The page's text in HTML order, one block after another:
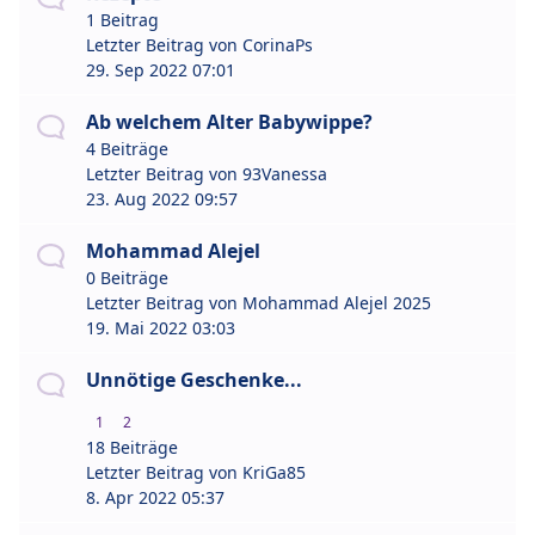
1 Beitrag
Letzter Beitrag von CorinaPs
29. Sep 2022 07:01
Ab welchem Alter Babywippe?
4 Beiträge
Letzter Beitrag von 93Vanessa
23. Aug 2022 09:57
Mohammad Alejel
0 Beiträge
Letzter Beitrag von Mohammad Alejel 2025
19. Mai 2022 03:03
Unnötige Geschenke...
1 2
18 Beiträge
Letzter Beitrag von KriGa85
8. Apr 2022 05:37